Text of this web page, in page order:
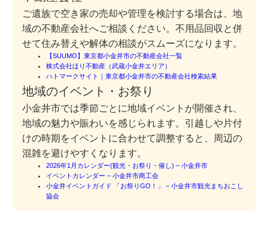
ご遺族で空き家の売却や管理を検討する場合は、地
域の不動産会社へご相談ください。不用品回収と併
せて住み替えや解体の相談がスムーズになります。
【SUUMO】東京都小金井市の不動産会社一覧
株式会社ほり不動産（武蔵小金井エリア）
ハトマークサイト｜東京都小金井市の不動産会社検索結果
地域のイベント・お祭り
小金井市では季節ごとに地域イベントが開催され、
地域の魅力や賑わいを感じられます。引越しや片付
けの時期をイベントに合わせて調整すると、周辺の
混雑を避けやすくなります。
2026年1月カレンダー(観光・お祭り・催し) – 小金井市
イベントカレンダー – 小金井市商工会
小金井イベントガイド 「お祭りGO！」 – 小金井市観光まちおこし
協会